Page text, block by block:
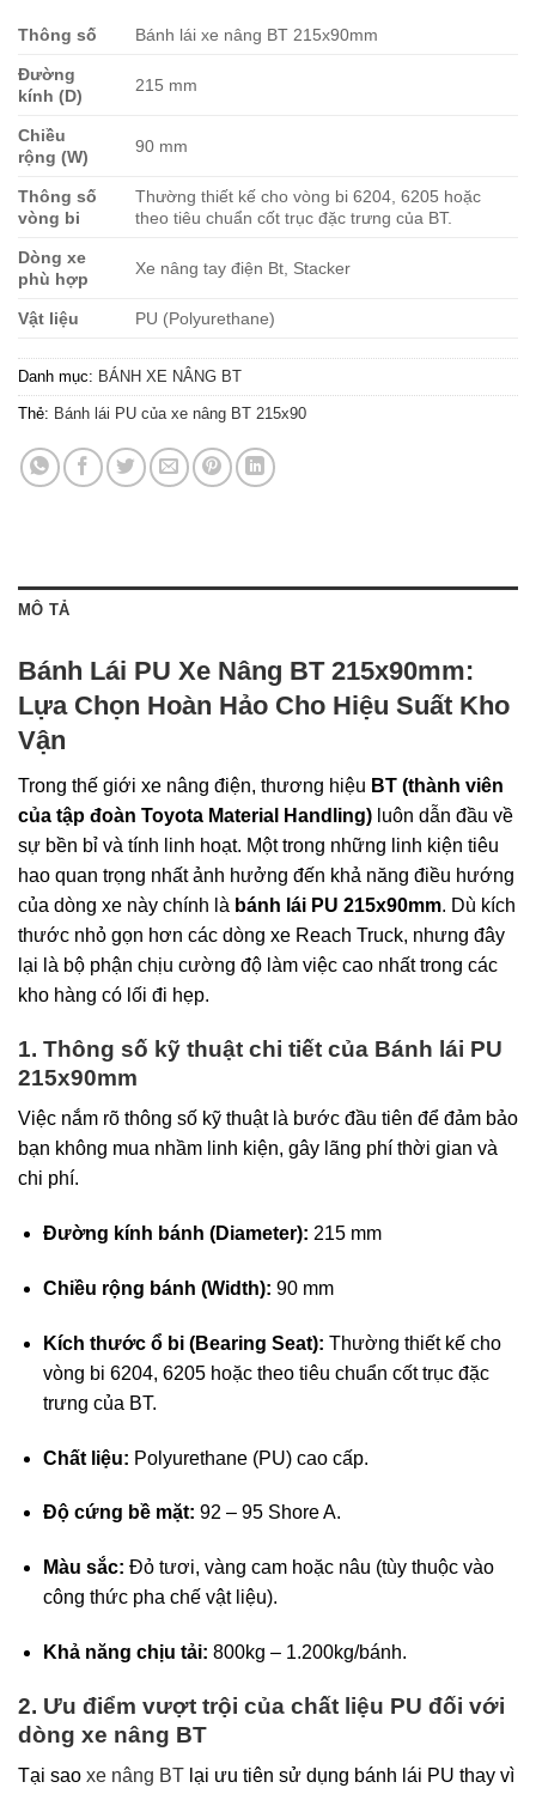
Thông số Bánh lái xe nâng BT 215x90mm
Đường
kính (D)
215 mm
Chiều
rộng (W)
90 mm
Thông số
vòng bi
Thường thiết kế cho vòng bi 6204, 6205 hoặc
theo tiêu chuẩn cốt trục đặc trưng của BT.
Dòng xe
phù hợp
Xe nâng tay điện Bt, Stacker
Vật liệu PU (Polyurethane)
Danh mục: BÁNH XE NÂNG BT
Thẻ: Bánh lái PU của xe nâng BT 215x90
MÔ TẢ
Bánh Lái PU Xe Nâng BT 215x90mm:
Lựa Chọn Hoàn Hảo Cho Hiệu Suất Kho
Vận
Trong thế giới xe nâng điện, thương hiệu BT (thành viên
của tập đoàn Toyota Material Handling) luôn dẫn đầu về
sự bền bỉ và tính linh hoạt. Một trong những linh kiện tiêu
hao quan trọng nhất ảnh hưởng đến khả năng điều hướng
của dòng xe này chính là bánh lái PU 215x90mm. Dù kích
thước nhỏ gọn hơn các dòng xe Reach Truck, nhưng đây
lại là bộ phận chịu cường độ làm việc cao nhất trong các
kho hàng có lối đi hẹp.
1. Thông số kỹ thuật chi tiết của Bánh lái PU
215x90mm
Việc nắm rõ thông số kỹ thuật là bước đầu tiên để đảm bảo
bạn không mua nhầm linh kiện, gây lãng phí thời gian và
chi phí.
Đường kính bánh (Diameter): 215 mm
Chiều rộng bánh (Width): 90 mm
Kích thước ổ bi (Bearing Seat): Thường thiết kế cho
vòng bi 6204, 6205 hoặc theo tiêu chuẩn cốt trục đặc
trưng của BT.
Chất liệu: Polyurethane (PU) cao cấp.
Độ cứng bề mặt: 92 – 95 Shore A.
Màu sắc: Đỏ tươi, vàng cam hoặc nâu (tùy thuộc vào
công thức pha chế vật liệu).
Khả năng chịu tải: 800kg – 1.200kg/bánh.
2. Ưu điểm vượt trội của chất liệu PU đối với
dòng xe nâng BT
Tại sao xe nâng BT lại ưu tiên sử dụng bánh lái PU thay vì